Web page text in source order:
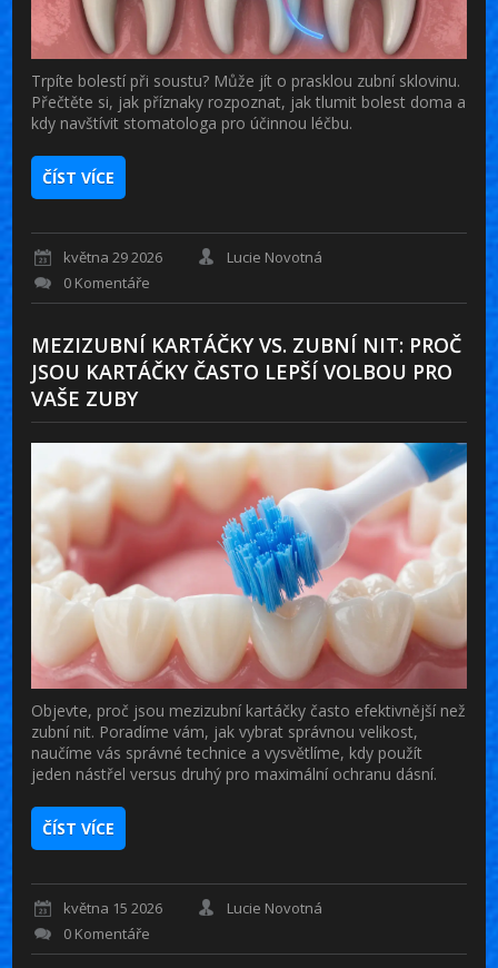
Trpíte bolestí při soustu? Může jít o prasklou zubní sklovinu.
Přečtěte si, jak příznaky rozpoznat, jak tlumit bolest doma a
kdy navštívit stomatologa pro účinnou léčbu.
ČÍST VÍCE
května 29 2026
Lucie Novotná
0 Komentáře
MEZIZUBNÍ KARTÁČKY VS. ZUBNÍ NIT: PROČ
JSOU KARTÁČKY ČASTO LEPŠÍ VOLBOU PRO
VAŠE ZUBY
Objevte, proč jsou mezizubní kartáčky často efektivnější než
zubní nit. Poradíme vám, jak vybrat správnou velikost,
naučíme vás správné technice a vysvětlíme, kdy použít
jeden nástřel versus druhý pro maximální ochranu dásní.
ČÍST VÍCE
května 15 2026
Lucie Novotná
0 Komentáře